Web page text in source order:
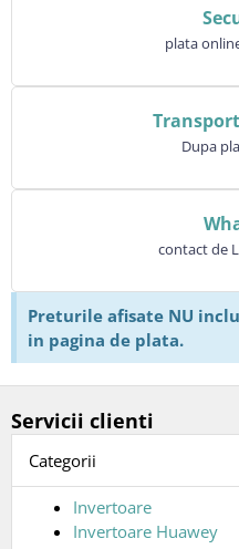
plata
Dupa
contact de
Preturile afisate NU
in pagina de plata.
Servicii clienti
Categorii
Invertoare
Invertoare Huawey